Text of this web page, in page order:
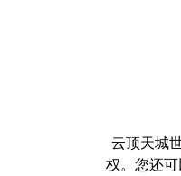
云顶天城
权。您还